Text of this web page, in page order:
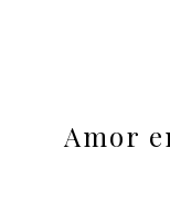
Amor